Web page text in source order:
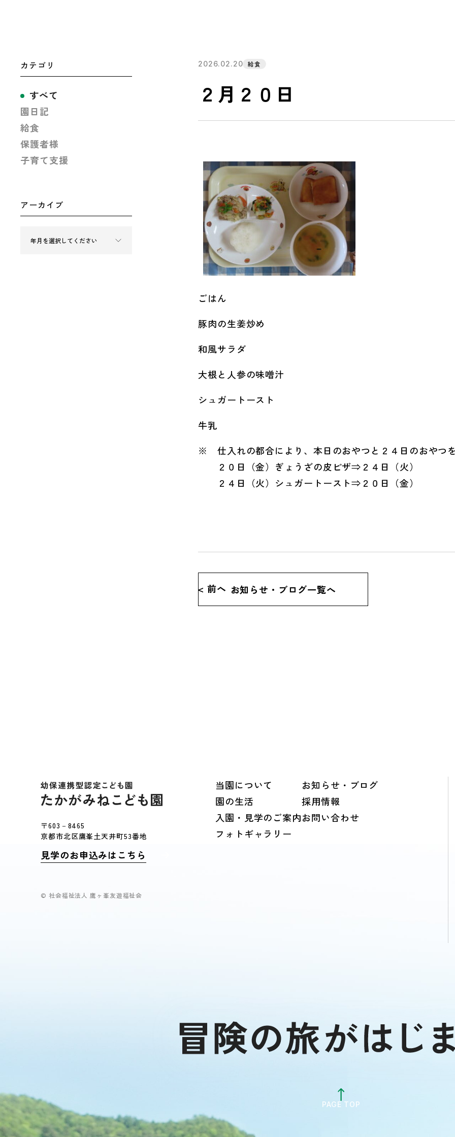
2026.02.20 給食
２月２０日
ごはん
豚肉の生姜炒め
和風サラダ
大根と人参の味噌汁
シュガートースト
牛乳
※ 仕入れの都合により、本日のおやつと２４日のおやつ
２０日（金）ぎょうざの皮ピザ⇒２４日（火）
２４日（火）シュガートースト⇒２０日（金）
< 前へ お知らせ・ブログ一覧へ
カテゴリ
すべて
園日記
給食
保護者様
子育て支援
アーカイブ
〒603－8465
京都市北区鷹峯土天井町53番地
見学のお申込みはこちら
当園について
園の生活
入園・見学のご案内
フォトギャラリー
お知らせ・ブログ
採用情報
お問い合わせ
© 社会福祉法人 鷹ヶ峯友遊福祉会
PAGE TOP